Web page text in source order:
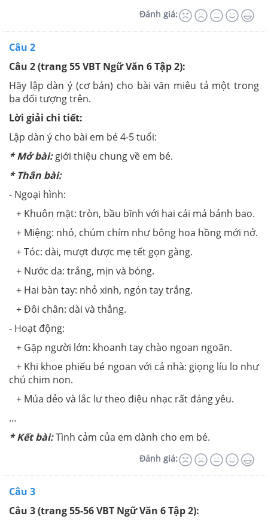
Đánh giá:
Câu 2
Câu 2 (trang 55 VBT Ngữ Văn 6 Tập 2):
Hãy lập dàn ý (cơ bản) cho bài văn miêu tả một trong
ba đối tượng trên.
Lời giải chi tiết:
Lập dàn ý cho bài em bé 4-5 tuổi:
* Mở bài:giới thiệu chung về em bé.
* Thân bài:
- Ngoại hình:
+ Khuôn mặt: tròn, bầu bĩnh với hai cái má bánh bao.
+ Miệng: nhỏ, chúm chím như bông hoa hồng mới nở.
+ Tóc: dài, mượt được mẹ tết gọn gàng.
+ Nước da: trắng, mịn và bóng.
+ Hai bàn tay: nhỏ xinh, ngón tay trắng.
+ Đôi chân: dài và thẳng.
- Hoạt động:
+ Gặp người lớn: khoanh tay chào ngoan ngoãn.
+ Khi khoe phiếu bé ngoan với cả nhà: giọng líu lo như
chú chim non.
+ Múa dẻo và lắc lư theo điệu nhạc rất đáng yêu.
…
* Kết bài:Tình cảm của em dành cho em bé.
Đánh giá:
Câu 3
Câu 3 (trang 55-56 VBT Ngữ Văn 6 Tập 2):